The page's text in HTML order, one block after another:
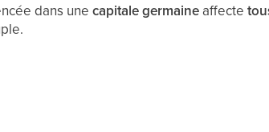
dans unecapitale germaine affecte